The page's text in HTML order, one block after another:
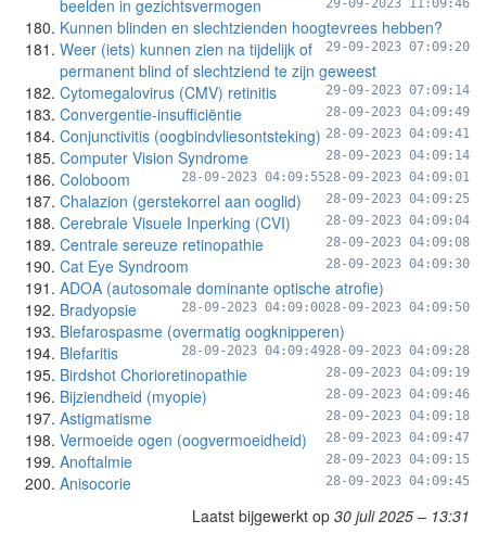
beelden in gezichtsvermogen
29-09-2023 11:09:46
Kunnen blinden en slechtzienden hoogtevrees hebben?
29-09-2023 07:09:20
Weer (iets) kunnen zien na tijdelijk of
permanent blind of slechtziend te zijn geweest
29-09-2023 07:09:14
Cytomegalovirus (CMV) retinitis
28-09-2023 04:09:49
Convergentie-insufficiëntie
28-09-2023 04:09:41
Conjunctivitis (oogbindvliesontsteking)
28-09-2023 04:09:14
Computer Vision Syndrome
28-09-2023 04:09:01
Coloboom 28-09-2023 04:09:55
Chalazion (gerstekorrel aan ooglid) 28-09-2023 04:09:25
Cerebrale Visuele Inperking (CVI) 28-09-2023 04:09:04
Centrale sereuze retinopathie 28-09-2023 04:09:08
Cat Eye Syndroom 28-09-2023 04:09:30
ADOA (autosomale dominante optische atrofie)
28-09-2023 04:09:50
Bradyopsie 28-09-2023 04:09:00
Blefarospasme (overmatig oogknipperen)
28-09-2023 04:09:28
Blefaritis 28-09-2023 04:09:49
Birdshot Chorioretinopathie 28-09-2023 04:09:19
Bijziendheid (myopie) 28-09-2023 04:09:46
Astigmatisme 28-09-2023 04:09:18
Vermoeide ogen (oogvermoeidheid) 28-09-2023 04:09:47
Anoftalmie 28-09-2023 04:09:15
Anisocorie 28-09-2023 04:09:45
Laatst bijgewerkt op 30 juli 2025 – 13:31